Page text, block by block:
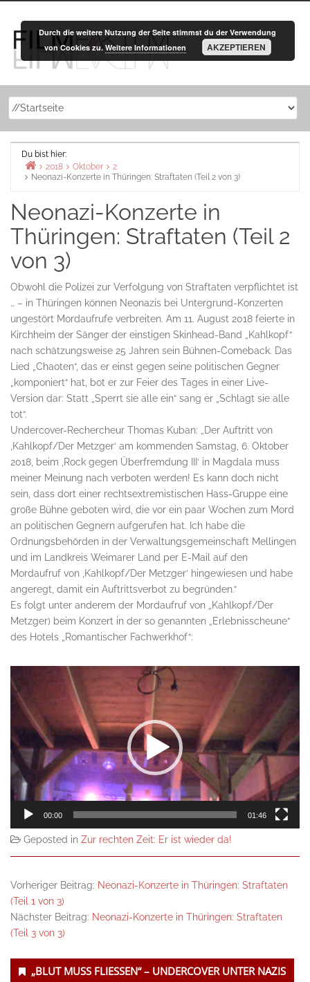
Inhalt
Du bist hier:
Home
2018 Oktober
2
Neonazi-Konzerte in Thüringen: Straftaten (Teil 2 von 3)
Neonazi-Konzerte in
Thüringen: Straftaten (Teil 2
von 3)
Obwohl die Polizei zur Verfolgung von Straftaten verpflichtet ist
… – in Thüringen können Neonazis bei Untergrund-Konzerten
ungestört Mordaufrufe verbreiten. Am 11. August 2018 feierte in
Kirchheim der Sänger der einstigen Skinhead-Band „Kahlkopf“
nach schätzungsweise 25 Jahren sein Bühnen-Comeback. Das
Lied „Chaoten“, das er einst gegen seine politischen Gegner
„komponiert“ hat, bot er zur Feier des Tages in einer Live-
Version dar: Statt „Sperrt sie alle ein“ sang er „Schlagt sie alle
tot“.
Undercover-Rechercheur Thomas Kuban: „Der Auftritt von
,Kahlkopf/Der Metzger‘ am kommenden Samstag, 6. Oktober
2018, beim ,Rock gegen Überfremdung III‘ in Magdala muss
meiner Meinung nach verboten werden! Es kann doch nicht
sein, dass dort einer rechtsextremistischen Hass-Gruppe eine
große Bühne geboten wird, die vor ein paar Wochen zum Mord
an politischen Gegnern aufgerufen hat. Ich habe die
Ordnungsbehörden in der Verwaltungsgemeinschaft Mellingen
und im Landkreis Weimarer Land per E-Mail auf den
Mordaufruf von ,Kahlkopf/Der Metzger‘ hingewiesen und habe
angeregt, damit ein Auftrittsverbot zu begründen.“
Es folgt unter anderem der Mordaufruf von „Kahlkopf/Der
Metzger) beim Konzert in der so genannten „Erlebnisscheune“
des Hotels „Romantischer Fachwerkhof“:
Video-
Player
00:00 01:46
Geposted in Zur rechten Zeit: Er ist wieder da!
Vorheriger Beitrag: Neonazi-Konzerte in Thüringen: Straftaten
(Teil 1 von 3)
Nächster Beitrag: Neonazi-Konzerte in Thüringen: Straftaten
(Teil 3 von 3)
Untergeordnet
„BLUT MUSS FLIESSEN“ – UNDERCOVER UNTER NAZIS
Durch die weitere Nutzung der Seite stimmst du der Verwendung
von Cookies zu. Weitere Informationen AKZEPTIEREN